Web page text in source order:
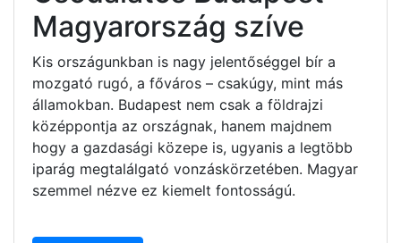
Magyarország szíve
Kis országunkban is nagy jelentőséggel bír a
mozgató rugó, a főváros – csakúgy, mint más
államokban. Budapest nem csak a földrajzi
középpontja az országnak, hanem majdnem
hogy a gazdasági közepe is, ugyanis a legtöbb
iparág megtalálgató vonzáskörzetében. Magyar
szemmel nézve ez kiemelt fontosságú.